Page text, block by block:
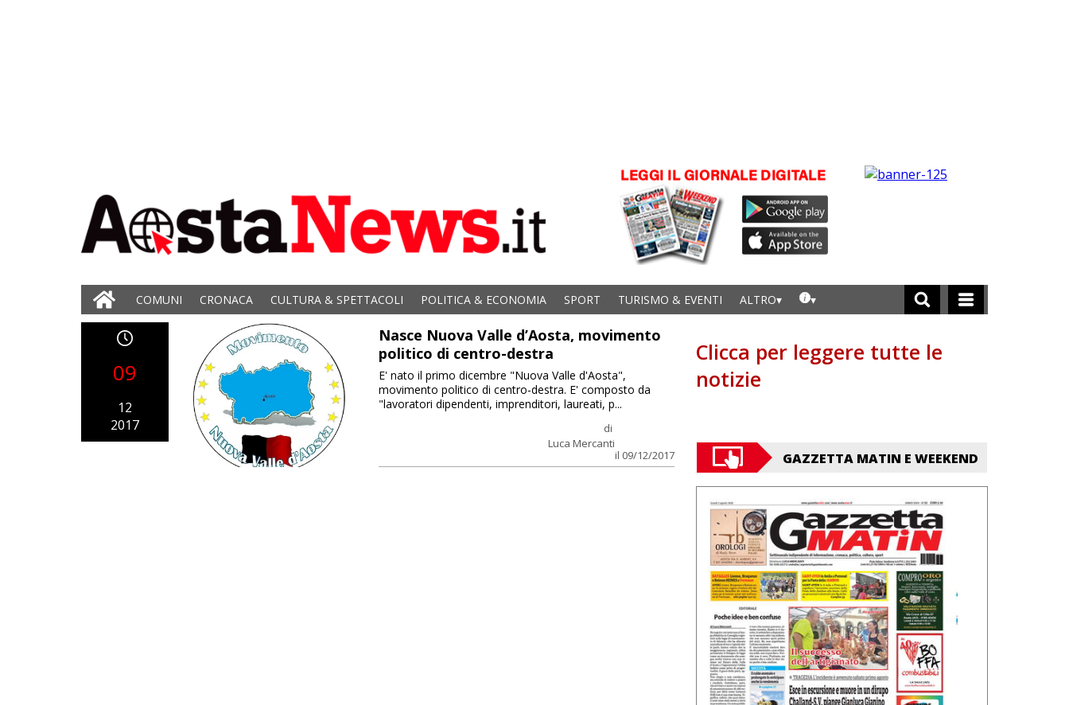
COMUNI CRONACA CULTURA & SPETTACOLI POLITICA & ECONOMIA SPORT TURISMO & EVENTI ALTRO
09
12
2017
Nasce Nuova Valle d’Aosta, movimento
politico di centro-destra
di
Luca Mercanti
il 09/12/2017
E' nato il primo dicembre "Nuova Valle d'Aosta",
movimento politico di centro-destra. E' composto da
"lavoratori dipendenti, imprenditori, laureati, p...
Clicca per leggere tutte le
notizie
GAZZETTA MATIN E WEEKEND